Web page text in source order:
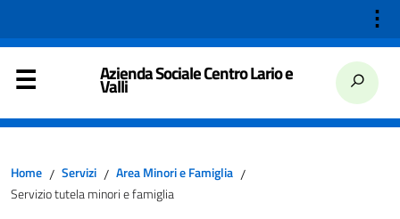
⋮
Azienda Sociale Centro Lario e
Valli
Home / Servizi / Area Minori e Famiglia /
Servizio tutela minori e famiglia